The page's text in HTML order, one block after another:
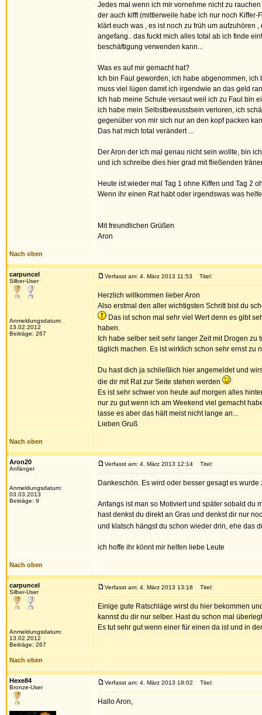
Jedes mal wenn ich mir vornehme nicht zu
der auch kifft (mittlerweile habe ich nur noch
klärt euch was , es ist noch zu früh um aufzuhören
angefang.. das fuckt mich alles total ab ich finde
beschäftigung verwenden kann...
Was es auf mir gemacht hat?
Ich bin Faul geworden, ich habe abgenommen,
muss viel lügen damit ich irgendwie an das geld
Ich hab meine Schule versaut weil ich zu Faul bin
ich habe mein Selbstbewusstsein verloren, ich
gegenüber von mir sich nur an den kopf packen
Das hat mich total verändert ...
Der Aron der ich mal genau nicht sein wollte, bin
und ich schreibe dies hier grad mit fließenden
Heute ist wieder mal Tag 1 ohne Kiffen und Tag 2
Wenn ihr einen Rat habt oder irgendswas was
Mit freundlichen Grüßen
Aron
Nach oben
carpuncel
Silber-User
Anmeldungsdatum:
13.02.2012
Beiträge: 267
Verfasst am: 4. März 2013 11:53 Titel:
Herzlich willkommen lieber Aron
Also erstmal den aller wichtigsten Schritt bist du
Das ist schon mal sehr viel Wert denn es gibt
haben.
Ich habe selber seit sehr langer Zeit mit Drogen
täglich machen. Es ist wirklich schon sehr ernst zu
Du hast dich ja schließlich hier angemeldet und
die dir mit Rat zur Seite stehen werden
Es ist sehr schwer von heute auf morgen alles
nur zu gut wenn ich am Weekend viel gemacht
lasse es aber das hält meist nicht lange an...
Lieben Gruß
Nach oben
Aron20
Anfänger
Anmeldungsdatum:
03.03.2013
Beiträge: 9
Verfasst am: 4. März 2013 12:14 Titel:
Dankeschön. Es wird oder besser gesagt es
Anfangs ist man so Motiviert und später sobald du
hast denkst du direkt an Gras und denkst dir nur
und klatsch hängst du schon wieder drin, ehe das
ich hoffe ihr könnt mir helfen liebe Leute
Nach oben
carpuncel
Silber-User
Anmeldungsdatum:
13.02.2012
Beiträge: 267
Verfasst am: 4. März 2013 13:18 Titel:
Einige gute Ratschläge wirst du hier bekommen
kannst du dir nur selber. Hast du schon mal
Es tut sehr gut wenn einer für einen da ist und in
Nach oben
Hexe84
Bronze-User
Verfasst am: 4. März 2013 18:02 Titel:
Hallo Aron,